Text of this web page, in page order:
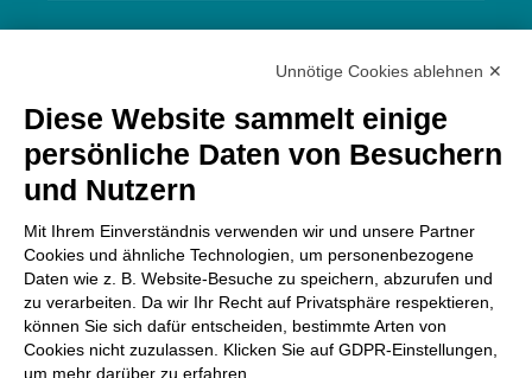
Via Paolo Bembo, 70 37062
Dossobuono di Villafranca (VR) Italy
Unnötige Cookies ablehnen ✕
Diese Website sammelt einige
persönliche Daten von Besuchern
und Nutzern
Mit Ihrem Einverständnis verwenden wir und unsere Partner
Cookies und ähnliche Technologien, um personenbezogene
Daten wie z. B. Website-Besuche zu speichern, abzurufen und
zu verarbeiten. Da wir Ihr Recht auf Privatsphäre respektieren,
können Sie sich dafür entscheiden, bestimmte Arten von
Cookies nicht zuzulassen. Klicken Sie auf GDPR-Einstellungen,
um mehr darüber zu erfahren.